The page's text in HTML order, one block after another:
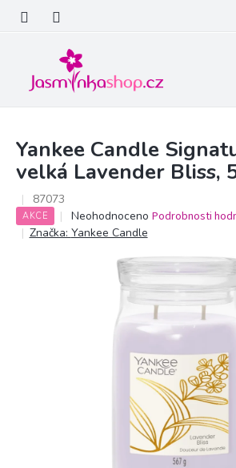
obsah
Yankee Candle
velká Lavender Bliss,
87073
AKCE
Průměrné
hodnocení
hvězdiček.
Neohodnoceno Podrobnosti
Značka: Yankee Candle